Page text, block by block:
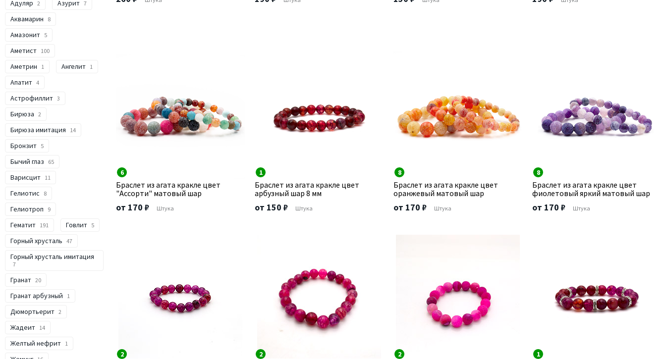
Адуляр 2 Азурит 7
Аквамарин 8
Амазонит 5
Аметист 100
Аметрин 1 Ангелит 1
Апатит 4
Астрофиллит 3
Бирюза 2
Бирюза имитация 14
Бронзит 5
Бычий глаз 65
Варисцит 11
Гелиотис 8
Гелиотроп 9
Гематит 191 Говлит 5
Горный хрусталь 47
Горный хрусталь имитация
7
Гранат 20
Гранат арбузный 1
Дюмортьерит 2
Жадеит 14
Желтый нефрит 1
6
Браслет из агата кракле цвет
"Ассорти" матовый шар
от 170 ₽ Штука
1
Браслет из агата кракле цвет
арбузный шар 8 мм
от 150 ₽ Штука
8
Браслет из агата кракле цвет
оранжевый матовый шар
от 170 ₽ Штука
8
Браслет из агата кракле цвет
фиолетовый яркий матовый шар
от 170 ₽ Штука
2 2 2 1